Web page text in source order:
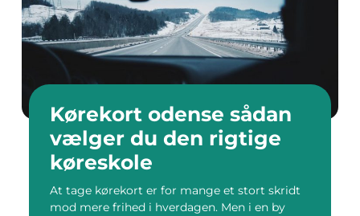
Kørekort odense sådan
vælger du den rigtige
køreskole
At tage kørekort er for mange et stort skridt
mod mere frihed i hverdagen. Men i en by